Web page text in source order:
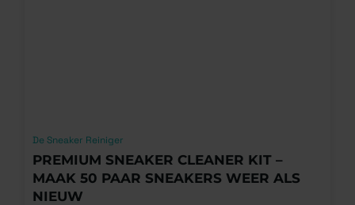
De Sneaker Reiniger
PREMIUM SNEAKER CLEANER KIT –
MAAK 50 PAAR SNEAKERS WEER ALS
NIEUW